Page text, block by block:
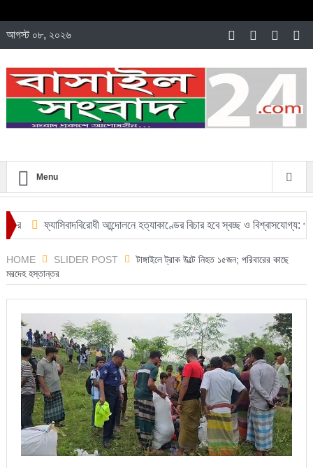
আগস্ট ০৮, ২০২৬
Menu
ফ্যাসিবাদবিরোধী আন্দোলনে হত্যাকাণ্ডের বিচার হবে স্বচ্ছ ও বিশ্বাসযোগ্য:
HOME SLIDER POST
টাঙ্গাইলে ট্রাক উল্টে নিহত ১৫জন; পরিবারের কাছে
মরদেহ হস্তান্তর